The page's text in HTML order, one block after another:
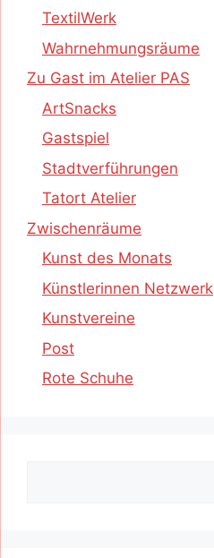
TextilWerk
Wahrnehmungsräume
Zu Gast im Atelier PAS
ArtSnacks
Gastspiel
Stadtverführungen
Tatort Atelier
Zwischenräume
Kunst des Monats
Künstlerinnen Netzwerk
Kunstvereine
Post
Rote Schuhe